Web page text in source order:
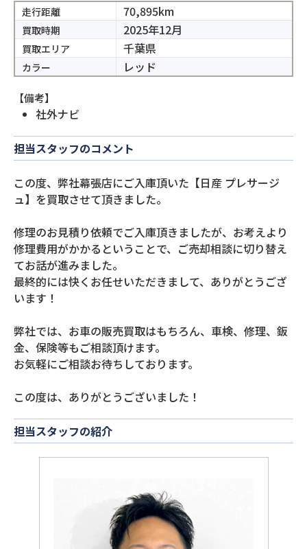
走行距離 70,895km
買取時期 2025年12月
買取エリア 千葉県
カラー レッド
【備考】
社外ナビ
担当スタッフのコメント
この度、弊社幕張店にご入庫頂いた【日産 プレサージ
ュ】を買取させて頂きました。
修理のお見積り依頼でご入庫頂きましたが、お考えより
修理費用がかかるということで、ご売却相談に切り替え
てお話が進みました。
最終的には快くお任せいただきまして、ありがとうござ
います！
弊社では、お車の販売買取はもちろん、車検、修理、鈑
金、保険等もご相談頂けます。
お気軽にご相談お待ちしております。
この度は、ありがとうございました！
担当スタッフの紹介